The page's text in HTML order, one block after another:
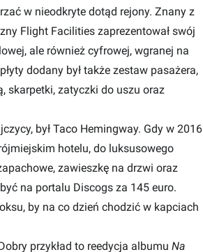
w nieodkryte dotąd rejony. Znany z
Flight Facilities zaprezentował swój
ale również cyfrowej, wgranej na
dodany był także zestaw pasażera,
skarpetki, zatyczki do uszu oraz
był Taco Hemingway. Gdy w 2016
hotelu, do luksusowego
zawieszkę na drzwi oraz
na portalu Discogs za 145 euro.
by na co dzień chodzić w kapciach
przykład to reedycja albumu Na